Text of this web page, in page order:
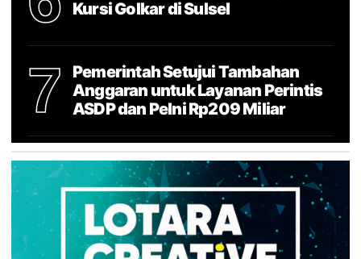
Kursi Golkar di Sulsel
7
Pemerintah Setujui Tambahan
Anggaran untuk Layanan Perintis
ASDP dan Pelni Rp209 Miliar